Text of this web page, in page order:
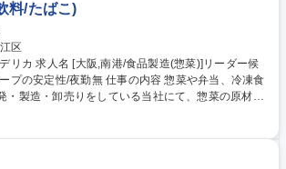
料/たばこ)
区
惣菜)]リーダー候
無 仕事の内容 惣菜や弁当、冷凍食
・製造・卸売りをしている当社にて、惣菜の原材料
盛り付けなどをお任せいたします。 ＼業務の魅
」等、自身のアイデア・改善意識を現場で実現させ